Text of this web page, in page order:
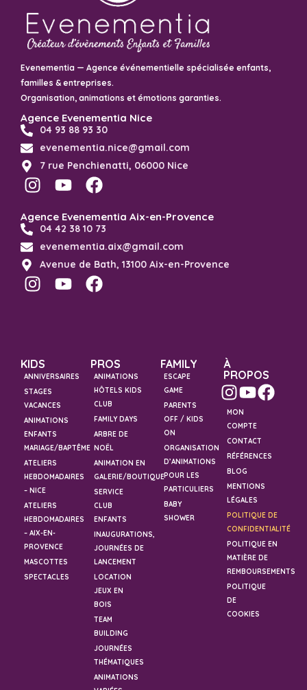
Evenementia — Agence événementielle spécialisée enfants,
familles & entreprises.
Organisation, animations et émotions garanties.
Agence Evenementia Nice
04 93 88 93 30
evenementia.nice@gmail.com
7 rue Penchienatti, 06000 Nice
Agence Evenementia Aix-en-Provence
04 42 38 10 73
evenementia.aix@gmail.com
Avenue de Bath, 13100 Aix-en-Provence
KIDS
ANNIVERSAIRES
STAGES
VACANCES
ANIMATIONS
ENFANTS
MARIAGE/BAPTÊME
ATELIERS
HEBDOMADAIRES
– NICE
ATELIERS
HEBDOMADAIRES
– AIX-EN-
PROVENCE
MASCOTTES
SPECTACLES
PROS
ANIMATIONS
HÔTELS KIDS
CLUB
FAMILY DAYS
ARBRE DE
NOËL
ANIMATION EN
GALERIE/BOUTIQUE
SERVICE
CLUB
ENFANTS
INAUGURATIONS,
JOURNÉES DE
LANCEMENT
LOCATION
JEUX EN
BOIS
TEAM
BUILDING
JOURNÉES
THÉMATIQUES
ANIMATIONS
FAMILY
ESCAPE
GAME
PARENTS
OFF / KIDS
ON
ORGANISATION
D’ANIMATIONS
POUR LES
PARTICULIERS
BABY
SHOWER
À
PROPOS
MON
COMPTE
CONTACT
RÉFÉRENCES
BLOG
MENTIONS
LÉGALES
POLITIQUE DE
CONFIDENTIALITÉ
POLITIQUE EN
MATIÈRE DE
REMBOURSEMENTS
POLITIQUE
DE
COOKIES